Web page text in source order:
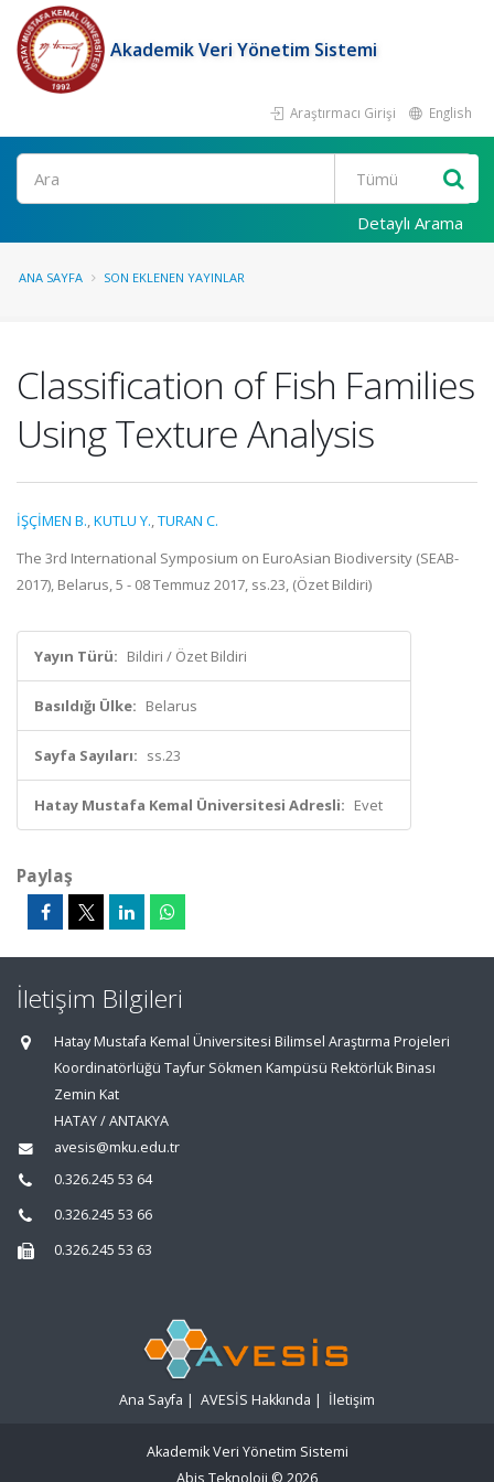
Akademik Veri Yönetim Sistemi
Araştırmacı Girişi English
Ara
Detaylı Arama
ANA SAYFA SON EKLENEN YAYINLAR
Classification of Fish Families
Using Texture Analysis
İŞÇİMEN B.,KUTLU Y.,TURAN C.
The 3rd International Symposium on EuroAsian Biodiversity (SEAB-
2017), Belarus, 5 - 08 Temmuz 2017, ss.23, (Özet Bildiri)
Yayın Türü: Bildiri / Özet Bildiri
Basıldığı Ülke: Belarus
Sayfa Sayıları: ss.23
Hatay Mustafa Kemal Üniversitesi Adresli: Evet
Paylaş
İletişim Bilgileri
Hatay Mustafa Kemal Üniversitesi Bilimsel Araştırma Projeleri
Koordinatörlüğü Tayfur Sökmen Kampüsü Rektörlük Binası
Zemin Kat
HATAY / ANTAKYA
avesis@mku.edu.tr
0.326.245 53 64
0.326.245 53 66
0.326.245 53 63
Ana Sayfa | AVESİS Hakkında | İletişim
Akademik Veri Yönetim Sistemi
Abis Teknoloji © 2026